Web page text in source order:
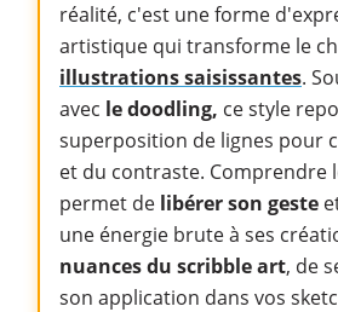
réalité, c'est une forme
artistique qui transforme le
illustrations saisissantes.
avec le doodling, ce style
superposition de lignes pour
et du contraste. Comprendre
permet de libérer son geste
une énergie brute à ses
nuances du scribble art, de
son application dans vos